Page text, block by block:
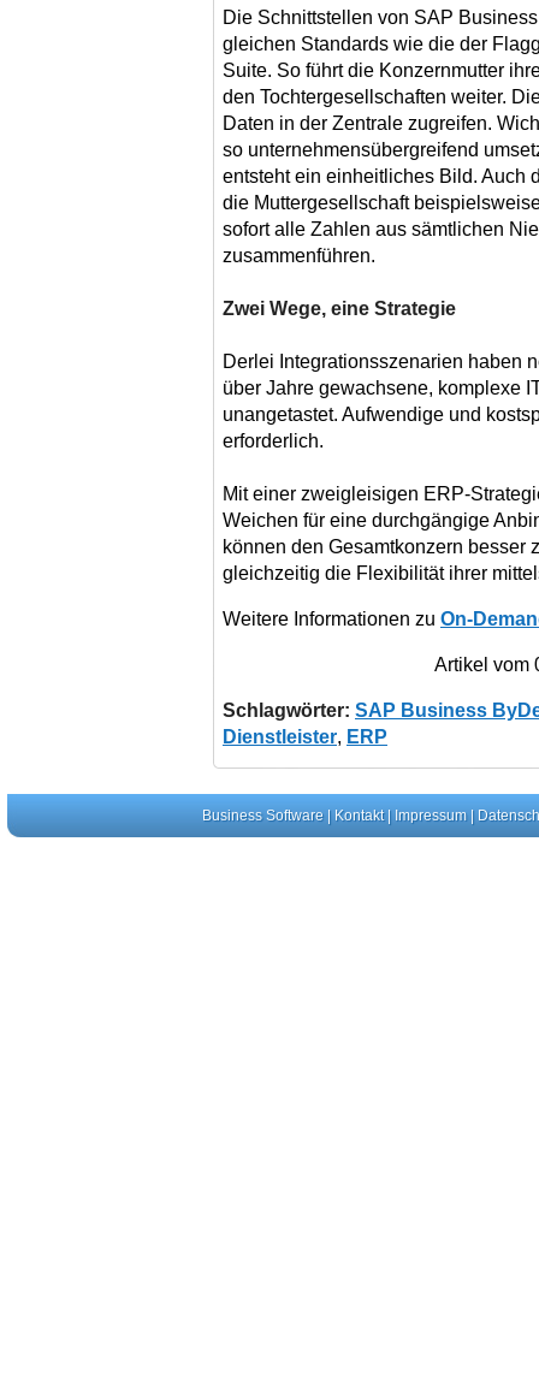
Die Schnittstellen von SAP
gleichen Standards wie die der
Suite. So führt die Konzernmutter
den Tochtergesellschaften weiter.
Daten in der Zentrale zugreifen.
so unternehmensübergreifend
entsteht ein einheitliches Bild. Auch
die Muttergesellschaft
sofort alle Zahlen aus sämtlichen
zusammenführen.
Zwei Wege, eine Strategie
Derlei Integrationsszenarien haben
über Jahre gewachsene, komplexe
unangetastet. Aufwendige und
erforderlich.
Mit einer zweigleisigen ERP-
Weichen für eine durchgängige
können den Gesamtkonzern besser
gleichzeitig die Flexibilität ihrer
Weitere Informationen zu On-
Artikel vom
Schlagwörter: SAP Business
Dienstleister, ERP
Business Software| Kontakt| Impressum|